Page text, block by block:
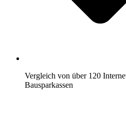
Vergleich von über 120
Bausparkassen